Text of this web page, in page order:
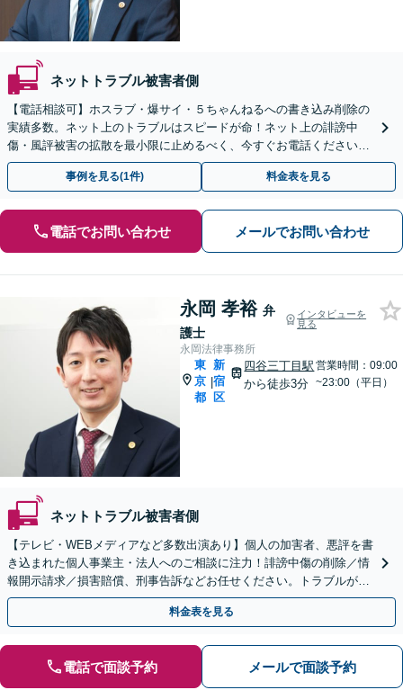
ネットトラブル被害者側
【電話相談可】ホスラブ・爆サイ・５ちゃんねるへの書き込み削除の
実績多数。ネット上のトラブルはスピードが命！ネット上の誹謗中
傷・風評被害の拡散を最小限に止めるべく、今すぐお電話ください。
情報削除に向けて全力を尽くします。
事例を見る(1件) 料金表を見る
電話でお問い合わせ メールでお問い合わせ
永岡 孝裕 弁
護士
インタビューを
見る
永岡法律事務所
東
京
都
|
新
宿
区
四谷三丁目駅
から徒歩3分
営業時間：09:00
~23:00（平日）
ネットトラブル被害者側
【テレビ・WEBメディアなど多数出演あり】個人の加害者、悪評を書
き込まれた個人事業主・法人へのご相談に注力！誹謗中傷の削除／情
報開示請求／損害賠償、刑事告訴などお任せください。トラブルが発
生したら、すぐにご相談ください【四谷三丁目駅3分】
料金表を見る
電話で面談予約 メールで面談予約